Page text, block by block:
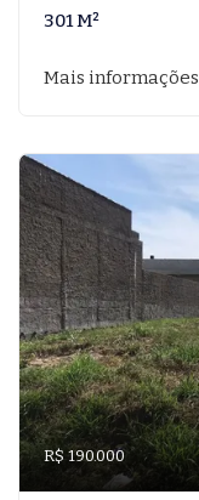
301 M²
Mais informações
R$ 190.000